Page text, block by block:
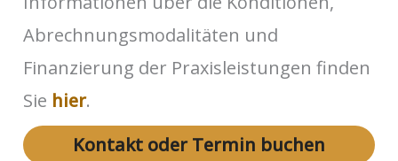
Abrechnungsmodalitäten und
Finanzierung der Praxisleistungen finden
Sie hier.
Kontakt oder Termin buchen